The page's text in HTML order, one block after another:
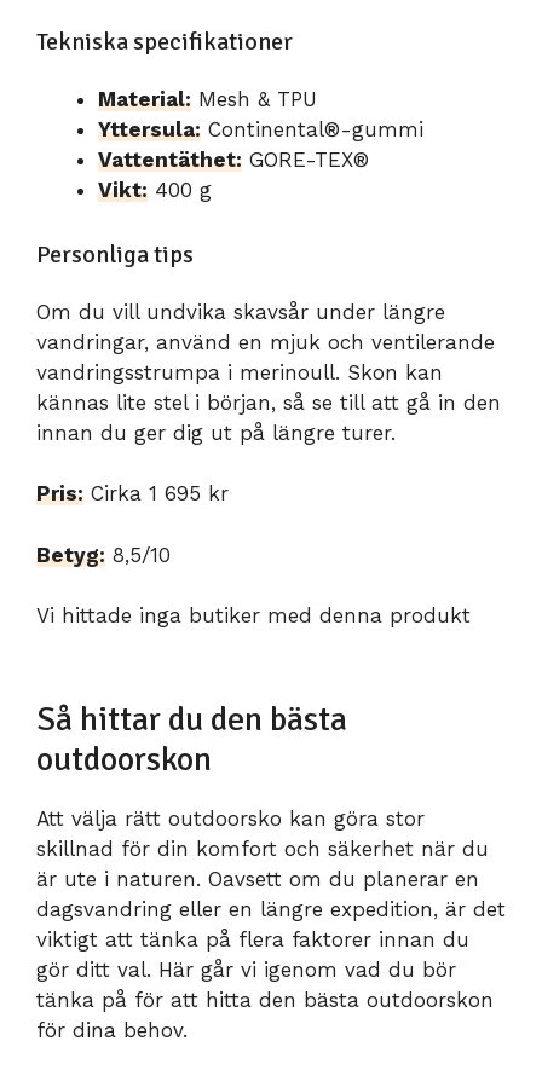
Tekniska specifikationer
Material: Mesh & TPU
Yttersula: Continental®-gummi
Vattentäthet: GORE-TEX®
Vikt: 400 g
Personliga tips
Om du vill undvika skavsår under längre
vandringar, använd en mjuk och ventilerande
vandringsstrumpa i merinoull. Skon kan
kännas lite stel i början, så se till att gå in den
innan du ger dig ut på längre turer.
Pris: Cirka 1 695 kr
Betyg: 8,5/10
Vi hittade inga butiker med denna produkt
Så hittar du den bästa
outdoorskon
Att välja rätt outdoorsko kan göra stor
skillnad för din komfort och säkerhet när du
är ute i naturen. Oavsett om du planerar en
dagsvandring eller en längre expedition, är det
viktigt att tänka på flera faktorer innan du
gör ditt val. Här går vi igenom vad du bör
tänka på för att hitta den bästa outdoorskon
för dina behov.